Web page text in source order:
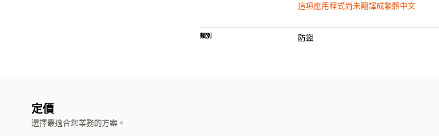
這項應用程式尚未翻譯成繁體中文
類別 防盜
定價
選擇最適合您業務的方案。